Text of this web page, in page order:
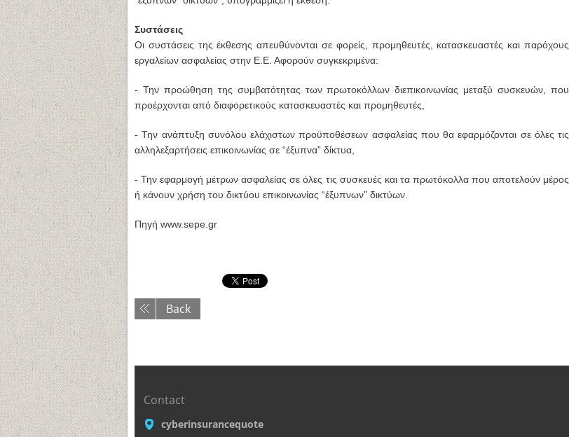
Συστάσεις
Οι συστάσεις της έκθεσης απευθύνονται σε φορείς, προμηθευτές, κατασκευαστές και παρόχους
εργαλείων ασφαλείας στην Ε.Ε. Αφορούν συγκεκριμένα:
- Την προώθηση της συμβατότητας των πρωτοκόλλων διεπικοινωνίας μεταξύ συσκευών, που
προέρχονται από διαφορετικούς κατασκευαστές και προμηθευτές,
- Την ανάπτυξη συνόλου ελάχιστων προϋποθέσεων ασφαλείας που θα εφαρμόζονται σε όλες τις
αλληλεξαρτήσεις επικοινωνίας σε “έξυπνα” δίκτυα,
- Την εφαρμογή μέτρων ασφαλείας σε όλες τις συσκευές και τα πρωτόκολλα που αποτελούν μέρος
ή κάνουν χρήση του δικτύου επικοινωνίας “έξυπνων” δικτύων.
Πηγή www.sepe.gr
Back
Contact
cyberinsurancequote